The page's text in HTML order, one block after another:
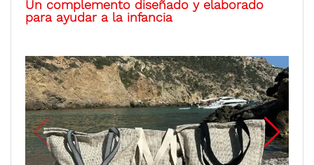
Un complemento diseñado y elaborado
para ayudar a la infancia